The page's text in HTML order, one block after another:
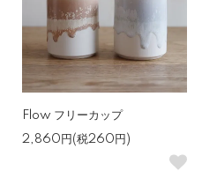
Flow フリーカップ
2,860円(税260円)